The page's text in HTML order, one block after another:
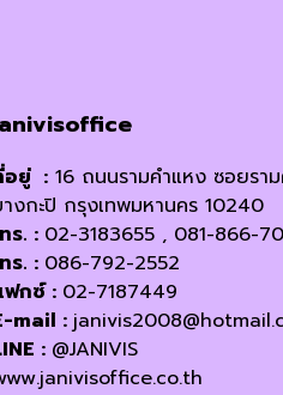
อยู่ : 16 ถนนรามคำแหง ซอยรา
งกะปิ กรุงเทพมหานคร 10240
ร. : 02-3183655 , 081-866-
ร. : 086-792-2552
กซ์ : 02-7187449
mail :
: @JANIVIS